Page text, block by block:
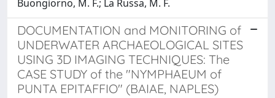
Buongiorno, M. F.; La Russa, M. F.
DOCUMENTATION and MONITORING of
UNDERWATER ARCHAEOLOGICAL SITES
USING 3D IMAGING TECHNIQUES: The
CASE STUDY of the "NYMPHAEUM of
PUNTA EPITAFFIO" (BAIAE, NAPLES)